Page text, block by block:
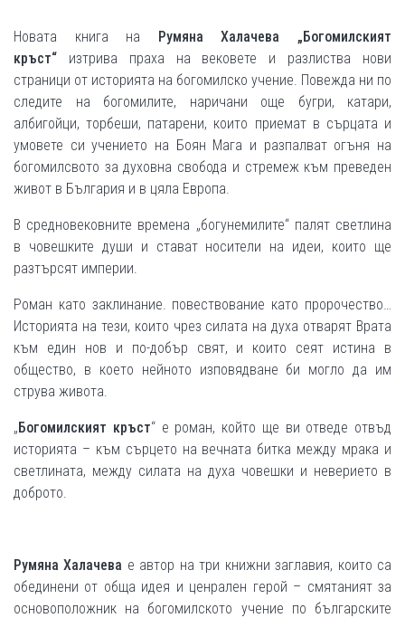
Новата книга на Румяна Халачева „Богомилският
кръст“ изтрива праха на вековете и разлиства нови
страници от историята на богомилско учение. Повежда ни по
следите на богомилите, наричани още бугри, катари,
албигойци, торбеши, патарени, които приемат в сърцата и
умовете си учението на Боян Мага и разпалват огъня на
богомилсвото за духовна свобода и стремеж към преведен
живот в България и в цяла Европа.
В средновековните времена „богунемилите“ палят светлина
в човешките души и стават носители на идеи, които ще
разтърсят империи.
Роман като заклинание. повествование като пророчество…
Историята на тези, които чрез силата на духа отварят Врата
към един нов и по-добър свят, и които сеят истина в
общество, в което нейното изповядване би могло да им
струва живота.
„Богомилският кръст“ е роман, който ще ви отведе отвъд
историята – към сърцето на вечната битка между мрака и
светлината, между силата на духа човешки и неверието в
доброто.
Румяна Халачева е автор на три книжни заглавия, които са
обединени от обща идея и ценрален герой – смятаният за
основоположник на богомилското учение по българските